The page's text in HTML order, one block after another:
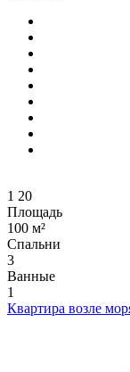
1 20
Площадь
100 м²
Спальни
3
Ванные
1
Квартира возле